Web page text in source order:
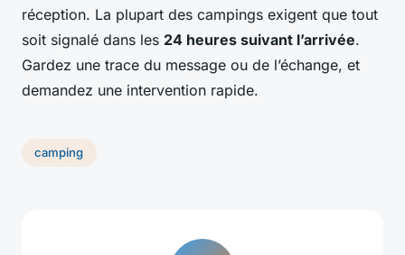
réception. La plupart des campings exigent que tout
soit signalé dans les 24 heures suivant l’arrivée.
Gardez une trace du message ou de l’échange, et
demandez une intervention rapide.
camping